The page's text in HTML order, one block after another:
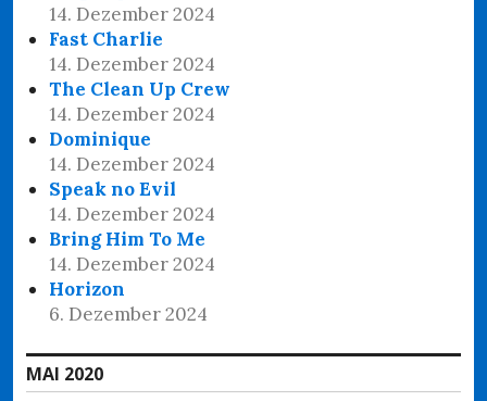
14. Dezember 2024
Fast Charlie
14. Dezember 2024
The Clean Up Crew
14. Dezember 2024
Dominique
14. Dezember 2024
Speak no Evil
14. Dezember 2024
Bring Him To Me
14. Dezember 2024
Horizon
6. Dezember 2024
MAI 2020